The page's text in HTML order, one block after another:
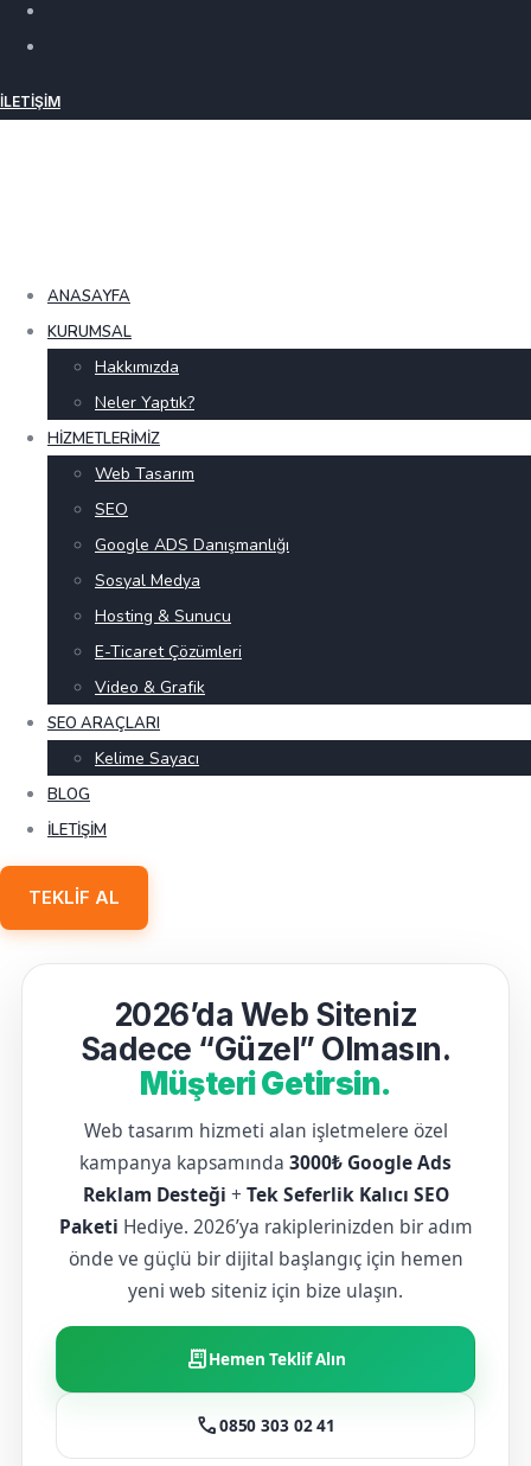
İLETIŞIM
ANASAYFA
KURUMSAL
Hakkımızda
Neler Yaptık?
HIZMETLERIMIZ
Web Tasarım
SEO
Google ADS Danışmanlığı
Sosyal Medya
Hosting & Sunucu
E-Ticaret Çözümleri
Video & Grafik
SEO ARAÇLARI
Kelime Sayacı
BLOG
İLETIŞIM
TEKLIF AL
2026’da Web Siteniz
Sadece “Güzel” Olmasın.
Müşteri Getirsin.
Web tasarım hizmeti alan işletmelere özel
kampanya kapsamında 3000₺ Google Ads
Reklam Desteği + Tek Seferlik Kalıcı SEO
Paketi Hediye. 2026’ya rakiplerinizden bir adım
önde ve güçlü bir dijital başlangıç için hemen
yeni web siteniz için bize ulaşın.
receipt_longHemen Teklif Alın
call0850 303 02 41